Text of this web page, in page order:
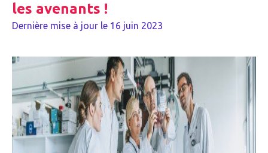
les avenants !
Dernière mise à jour le 16 juin 2023